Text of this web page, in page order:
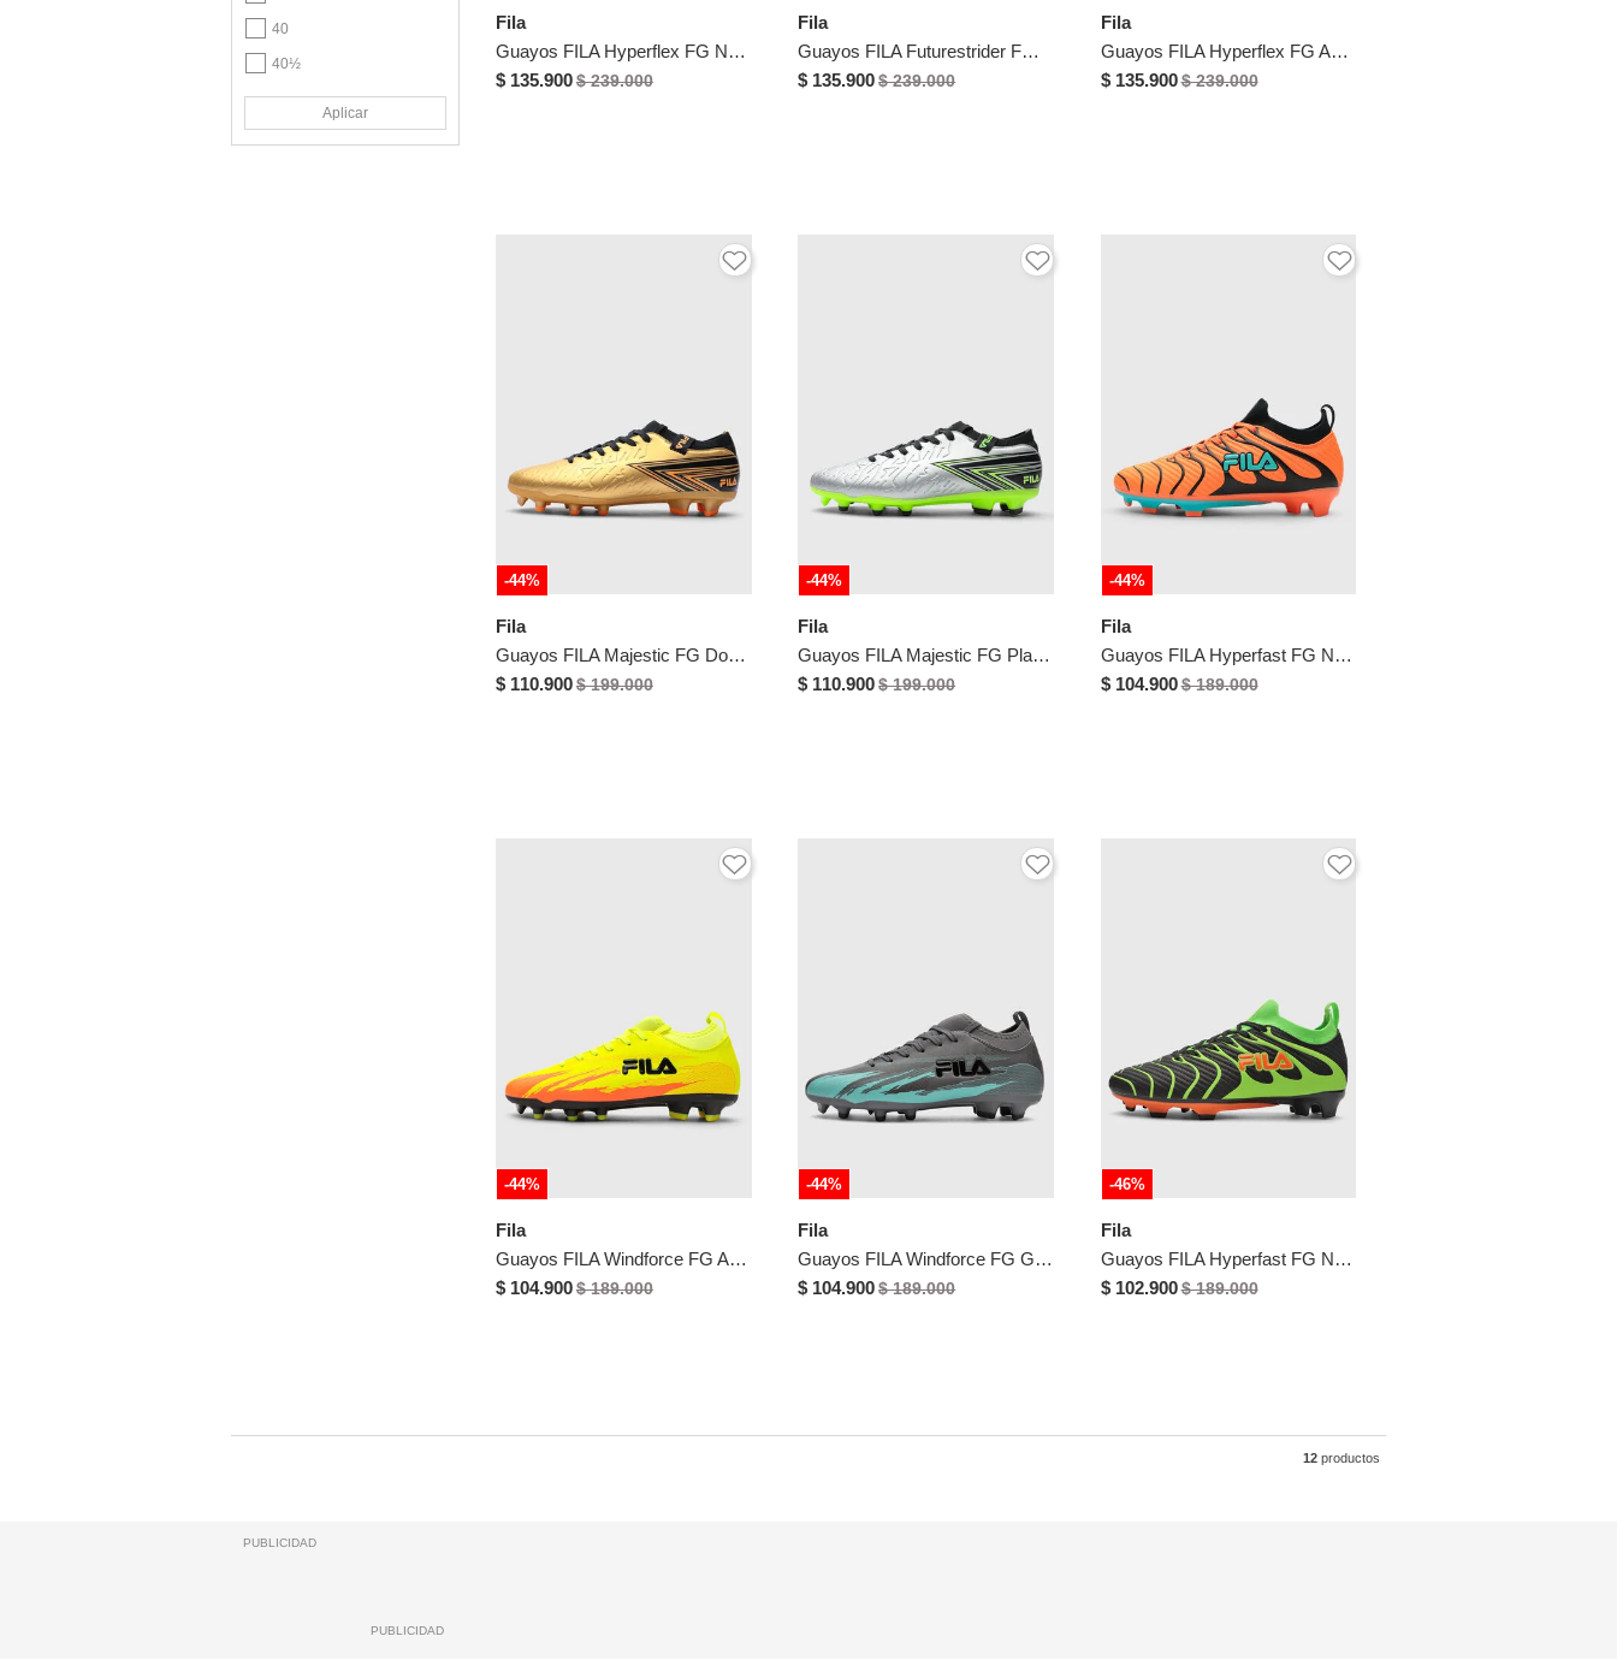
40
40½
41
41½
Aplicar
Fila
Guayos FILA Hyperflex FG Naranja Neón
$ 135.900$ 239.000
Fila
Guayos FILA Futurestrider FG Multicolor
$ 135.900$ 239.000
Fila
Guayos FILA Hyperflex FG Amarillo Neón
$ 135.900$ 239.000
-44%
Fila
Guayos FILA Majestic FG Dorado
$ 110.900$ 199.000
-44%
Fila
Guayos FILA Majestic FG Plateado
$ 110.900$ 199.000
-44%
Fila
Guayos FILA Hyperfast FG Naranja Neón
$ 104.900$ 189.000
-44%
Fila
Guayos FILA Windforce FG Amarillo Neón
$ 104.900$ 189.000
-44%
Fila
Guayos FILA Windforce FG Gris
$ 104.900$ 189.000
-46%
Fila
Guayos FILA Hyperfast FG Negro
$ 102.900$ 189.000
12 productos
PUBLICIDAD
PUBLICIDAD